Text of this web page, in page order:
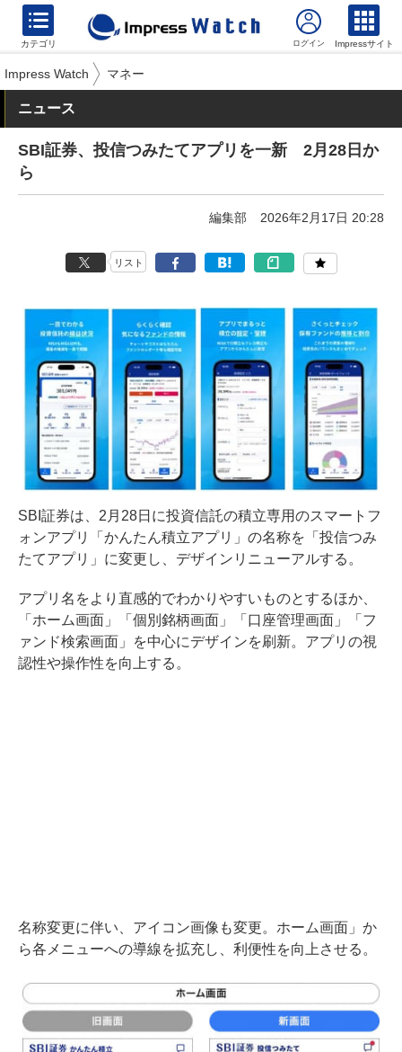
カテゴリ Impressサイト
Impress Watch マネー
ニュース
SBI証券、投信つみたてアプリを一新 2月28日か
ら
編集部 2026年2月17日 20:28
リスト
SBI証券は、2月28日に投資信託の積立専用のスマートフ
ォンアプリ「かんたん積立アプリ」の名称を「投信つみ
たてアプリ」に変更し、デザインリニューアルする。
アプリ名をより直感的でわかりやすいものとするほか、
「ホーム画面」「個別銘柄画面」「口座管理画面」「フ
ァンド検索画面」を中心にデザインを刷新。アプリの視
認性や操作性を向上する。
名称変更に伴い、アイコン画像も変更。ホーム画面」か
ら各メニューへの導線を拡充し、利便性を向上させる。